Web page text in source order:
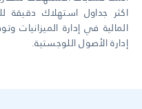
اكثر جداول استهلاك دقيقة
المالية في إدارة الميزانيات
إدارة الأصول اللوجستية.